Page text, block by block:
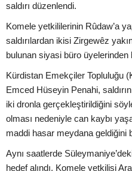
saldırı düzenlendi.
Komele yetkililerinin Rûdaw’a
saldırılardan ikisi Zirgewêz
bulunan siyasi büro üyelerinden
Kürdistan Emekçiler Topluluğu
Emced Hüseyin Penahi,
iki dronla gerçekleştirildiğini
olması nedeniyle can kaybı
maddi hasar meydana geldiğini
Aynı saatlerde
hedef alındı. Komele yetkilisi